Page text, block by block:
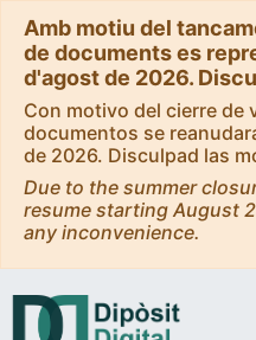
Amb motiu del
de documents es
d'agost de 2026.
Con motivo del cierre de
documentos se
de 2026. Disculpad las
Due to the summer
resume starting August
any inconvenience.